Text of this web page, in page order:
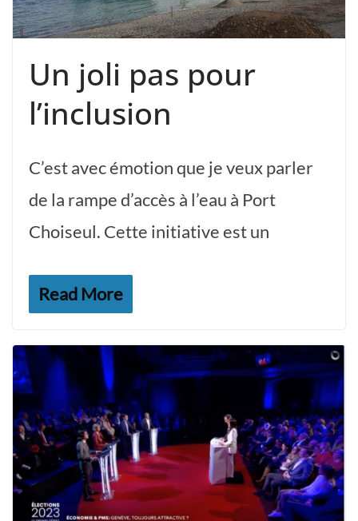
Un joli pas pour
l’inclusion
C’est avec émotion que je veux parler
de la rampe d’accès à l’eau à Port
Choiseul. Cette initiative est un
Read More